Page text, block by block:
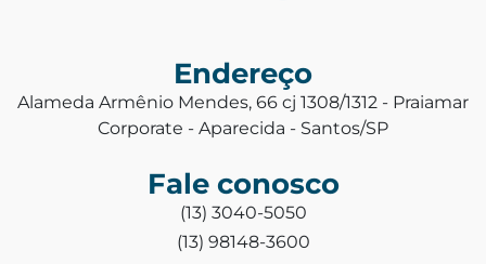
Endereço
Alameda Armênio Mendes, 66 cj 1308/1312 - Praiamar
Corporate - Aparecida - Santos/SP
Fale conosco
(13) 3040-5050
(13) 98148-3600